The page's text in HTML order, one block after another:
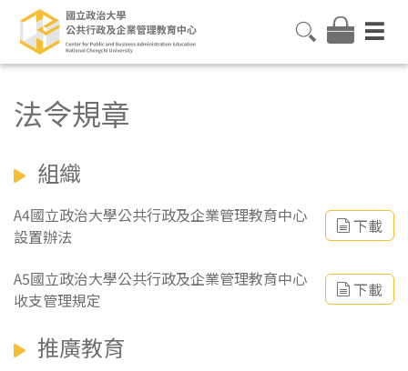
法令規章
組織
A4國立政治大學公共行政及企業管理教育中心
設置辦法
下載
A5國立政治大學公共行政及企業管理教育中心
收支管理規定
下載
推廣教育